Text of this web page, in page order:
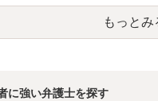
各都道府県の迷惑防止条例違
もっとみ
に強い弁護士を探す